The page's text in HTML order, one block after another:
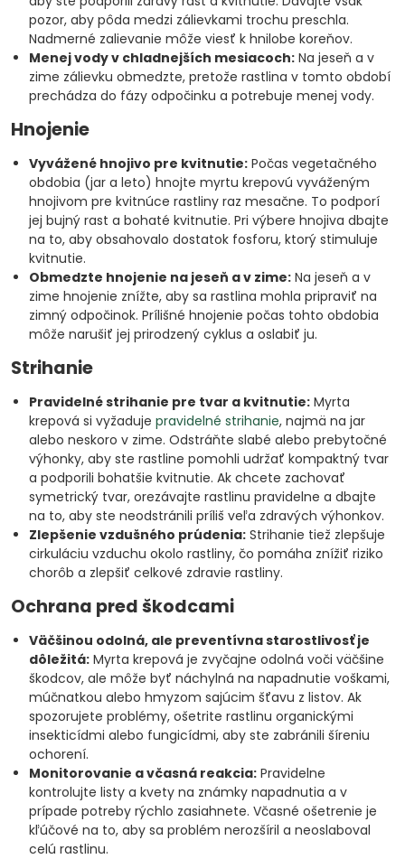
pozor, aby pôda medzi zálievkami trochu preschla.
Nadmerné zalievanie môže viesť k hnilobe koreňov.
Menej vody v chladnejších mesiacoch: Na jeseň a v
zime zálievku obmedzte, pretože rastlina v tomto období
prechádza do fázy odpočinku a potrebuje menej vody.
Hnojenie
Vyvážené hnojivo pre kvitnutie: Počas vegetačného
obdobia (jar a leto) hnojte myrtu krepovú vyváženým
hnojivom pre kvitnúce rastliny raz mesačne. To podporí
jej bujný rast a bohaté kvitnutie. Pri výbere hnojiva dbajte
na to, aby obsahovalo dostatok fosforu, ktorý stimuluje
kvitnutie.
Obmedzte hnojenie na jeseň a v zime: Na jeseň a v
zime hnojenie znížte, aby sa rastlina mohla pripraviť na
zimný odpočinok. Prílišné hnojenie počas tohto obdobia
môže narušiť jej prirodzený cyklus a oslabiť ju.
Strihanie
Pravidelné strihanie pre tvar a kvitnutie: Myrta
krepová si vyžaduje pravidelné strihanie, najmä na jar
alebo neskoro v zime. Odstráňte slabé alebo prebytočné
výhonky, aby ste rastline pomohli udržať kompaktný tvar
a podporili bohatšie kvitnutie. Ak chcete zachovať
symetrický tvar, orezávajte rastlinu pravidelne a dbajte
na to, aby ste neodstránili príliš veľa zdravých výhonkov.
Zlepšenie vzdušného prúdenia: Strihanie tiež zlepšuje
cirkuláciu vzduchu okolo rastliny, čo pomáha znížiť riziko
chorôb a zlepšiť celkové zdravie rastliny.
Ochrana pred škodcami
Väčšinou odolná, ale preventívna starostlivosť je
dôležitá: Myrta krepová je zvyčajne odolná voči väčšine
škodcov, ale môže byť náchylná na napadnutie voškami,
múčnatkou alebo hmyzom sajúcim šťavu z listov. Ak
spozorujete problémy, ošetrite rastlinu organickými
insekticídmi alebo fungicídmi, aby ste zabránili šíreniu
ochorení.
Monitorovanie a včasná reakcia: Pravidelne
kontrolujte listy a kvety na známky napadnutia a v
prípade potreby rýchlo zasiahnete. Včasné ošetrenie je
kľúčové na to, aby sa problém nerozšíril a neoslaboval
celú rastlinu.